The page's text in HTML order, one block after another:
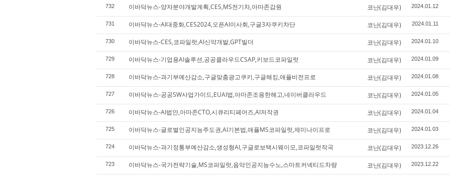
732 이바닥뉴스-양자분야개발계획,CES,MS전기차,아마존감원 코난(김대우) 2024.01.12
731 이바닥뉴스-AI대중화,CES2024,오픈AI이사회,구글3자쿠키차단 코난(김대우) 2024.01.11
730 이바닥뉴스-CES,코파일럿,AI신약개발,GPT빌더 코난(김대우) 2024.01.10
729 이바닥뉴스-기업용AI솔루션,공공클라우드CSAP,키보드코파일럿 코난(김대우) 2024.01.09
728 이바닥뉴스-과기부예산감소,구글맞춤광고쿠키,구글해킹,애플비전프로 코난(김대우) 2024.01.08
727 이바닥뉴스-공공SW사업가이드,EUAI법,아마존조용한해고,네이버클라우드 코난(김대우) 2024.01.05
726 이바닥뉴스-AI법안,아마존CTO,시큐리티페어즈,AI저작권 코난(김대우) 2024.01.04
725 이바닥뉴스-글로벌인공지능주도권,AI기본법,애플MS코파일럿,제미나이프로 코난(김대우) 2024.01.03
724 이바닥뉴스-과기정통부예산감소,생성형AI,구글로보택시웨이모,코파일럿작곡 코난(김대우) 2023.12.26
723 이바닥뉴스-국가전략기술,MS코파일럿,음악인공지능수노,스마트커넥티드차량 코난(김대우) 2023.12.22